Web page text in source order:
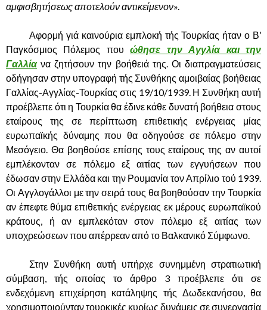
αμφισβητήσεως αποτελούν αντικείμενον».
Αφορμή γιά καινούρια εμπλοκή τής Τουρκίας ήταν ο Β’
Παγκόσμιος Πόλεμος πουώθησε την Αγγλία και την
Γαλλίανα ζητήσουν την βοήθειά της. Οι διαπραγματεύσεις
οδήγησαν στην υπογραφή τής Συνθήκης αμοιβαίας βοήθειας
Γαλλίας-Αγγλίας-Τουρκίας στις 19/10/1939. Η Συνθήκη αυτή
προέβλεπε ότι η Τουρκία θα έδινε κάθε δυνατή βοήθεια στους
εταίρους της σε περίπτωση επιθετικής ενέργειας μίας
ευρωπαϊκής δύναμης που θα οδηγούσε σε πόλεμο στην
Μεσόγειο. Θα βοηθούσε επίσης τους εταίρους της αν αυτοί
εμπλέκονταν σε πόλεμο εξ αιτίας των εγγυήσεων που
έδωσαν στην Ελλάδα και την Ρουμανία τον Απρίλιο τού 1939.
Οι Αγγλογάλλοι με την σειρά τους θα βοηθούσαν την Τουρκία
αν έπεφτε θύμα επιθετικής ενέργειας εκ μέρους ευρωπαϊκού
κράτους, ή αν εμπλεκόταν στον πόλεμο εξ αιτίας των
υποχρεώσεων που απέρρεαν από το Βαλκανικό Σύμφωνο.
Στην Συνθήκη αυτή υπήρχε συνημμένη στρατιωτική
σύμβαση, τής οποίας το άρθρο 3 προέβλεπε ότι σε
ενδεχόμενη επιχείρηση κατάληψης τής Δωδεκανήσου, θα
χρησιμοποιούνταν τουρκικές κυρίως δυνάμεις σε συνεργασία